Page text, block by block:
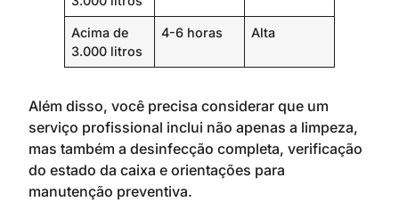
Acima de
3.000 litros
4-6 horas Alta
Além disso, você precisa considerar que um
serviço profissional inclui não apenas a limpeza,
mas também a desinfecção completa, verificação
do estado da caixa e orientações para
manutenção preventiva.